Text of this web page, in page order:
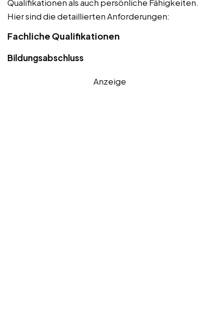
Qualifikationen als auch persönliche Fähigkeiten.
Hier sind die detaillierten Anforderungen:
Fachliche Qualifikationen
Bildungsabschluss
Anzeige